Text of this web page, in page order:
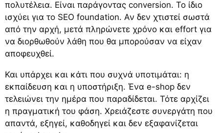
πολυτέλεια. Είναι παράγοντας conversion. Το ίδιο
ισχύει για το SEO foundation. Αν δεν χτιστεί σωστά
από την αρχή, μετά πληρώνετε χρόνο και effort για
να διορθωθούν λάθη που θα μπορούσαν να είχαν
αποφευχθεί.
Και υπάρχει και κάτι που συχνά υποτιμάται: η
εκπαίδευση και η υποστήριξη. Ένα e-shop δεν
τελειώνει την ημέρα που παραδίδεται. Τότε αρχίζει
η πραγματική του φάση. Χρειάζεστε συνεργάτη που
απαντά, εξηγεί, καθοδηγεί και δεν εξαφανίζεται